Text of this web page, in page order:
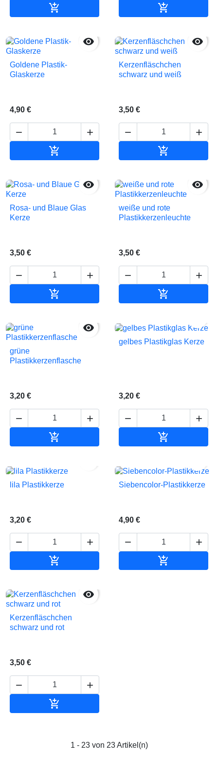
 

Goldene Plastik-
Glaskerze
4,90 €
 


Kerzenfläschchen
schwarz und weiß
3,50 €
 


Rosa- und Blaue Glas
Kerze
3,50 €
 


weiße und rote
Plastikkerzenleuchte
3,50 €
 


grüne
Plastikkerzenflasche
3,20 €
 

gelbes Plastikglas Kerze
3,20 €
 

lila Plastikkerze
3,20 €
 

Siebencolor-Plastikkerze
4,90 €
 


Kerzenfläschchen
schwarz und rot
3,50 €
 

1 - 23 von 23 Artikel(n)